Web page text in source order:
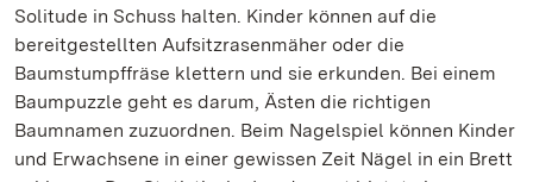
Solitude in Schuss halten. Kinder können auf die
bereitgestellten Aufsitzrasenmäher oder die
Baumstumpffräse klettern und sie erkunden. Bei einem
Baumpuzzle geht es darum, Ästen die richtigen
Baumnamen zuzuordnen. Beim Nagelspiel können Kinder
und Erwachsene in einer gewissen Zeit Nägel in ein Brett